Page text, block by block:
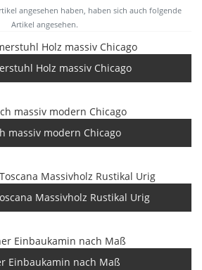
angesehen haben, haben sich auch folgende
Artikel angesehen.
Holz massiv Chicago
massiv modern Chicago
Massivholz Rustikal Urig
Einbaukamin nach Maß